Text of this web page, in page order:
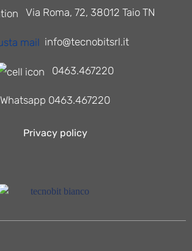
Via Roma, 72, 38012 Taio TN
info@tecnobitsrl.it
0463.467220
Whatsapp 0463.467220
Privacy policy